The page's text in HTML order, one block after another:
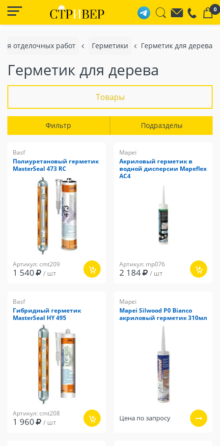
0
отделочных работ Герметики Герметик для дерева
Герметик для дерева
Товары
Фильтр Подразделы
Basf
Полиуретановый герметик
MasterSeal 473 RC
Артикул: cmt209
1 540 / шт
Mapei
Акриловый герметик в
водной дисперсии Mapeflex
AC4
Артикул: mp076
2 184 / шт
Basf
Гибридный герметик
MasterSeal HY 495
Артикул: cmt208
1 960 / шт
Mapei
Mapei Silwood P0 Bianco
акриловый герметик 310мл
Цена по запросу